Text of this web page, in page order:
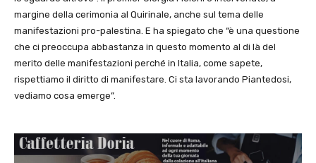
margine della cerimonia al Quirinale, anche sul tema delle
manifestazioni pro-palestina. E ha spiegato che “è una questione
che ci preoccupa abbastanza in questo momento al di là del
merito delle manifestazioni perché in Italia, come sapete,
rispettiamo il diritto di manifestare. Ci sta lavorando Piantedosi,
vediamo cosa emerge”.